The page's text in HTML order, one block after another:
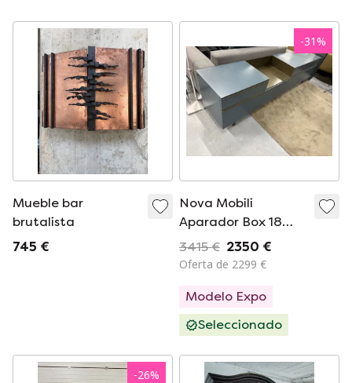
Mueble bar
brutalista
745 €
-31%
Nova Mobili
Aparador Box 18
Lagune Bronce 240
3415 € 2350 €
Oferta de 2299 €
Modelo Expo
Seleccionado
-26%